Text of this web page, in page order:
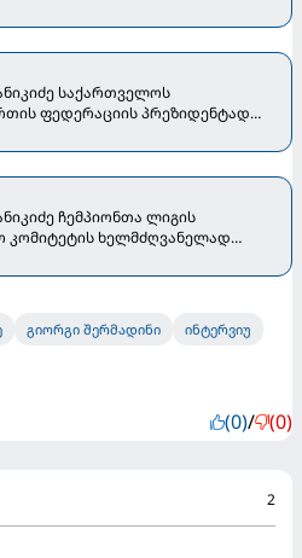
საქართველოს
ფედერაციის პრეზიდენტად
ჩემპიონთა ლიგის
კომიტეტის ხელმძღვანელად
გიორგი შერმადინი
ინტერვიუ
(0)/ (0)
2